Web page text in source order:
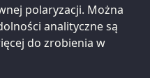
polaryzacji. Można
analityczne są
do zrobienia w